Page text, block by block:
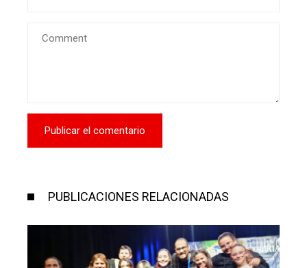
PUBLICACIONES RELACIONADAS